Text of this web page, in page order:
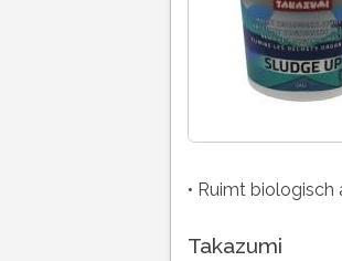
• Ruimt biologisch
Takazumi